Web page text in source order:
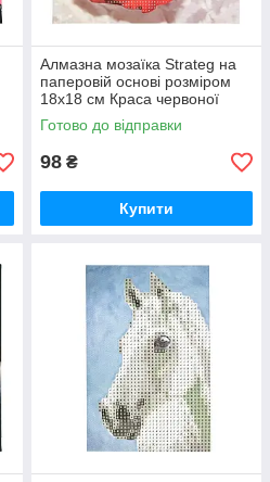
Алмазна мозаїка Strateg на
паперовій основі розміром
18х18 см Краса червоної
троянди (JUB20601)
Готово до відправки
98 ₴
Купити